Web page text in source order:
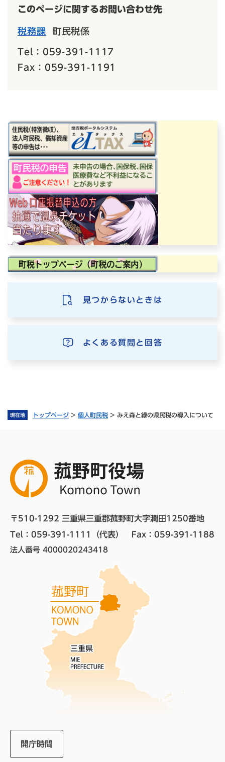
現在地 トップページ > 個人町民税 > みえ森と緑の県民税の導入について
このページに関するお問い合わせ先
税務課 町民税係
Tel：059-391-1117
Fax：059-391-1191
見つからないときは
よくある質問と回答
〒510-1292 三重県三重郡菰野町大字潤田1250番地
Tel：059-391-1111（代表）
Fax：059-391-1188
法人番号 4000020243418
開庁時間